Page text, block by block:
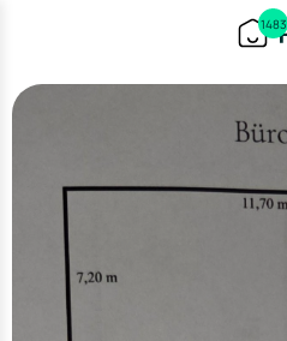
1483